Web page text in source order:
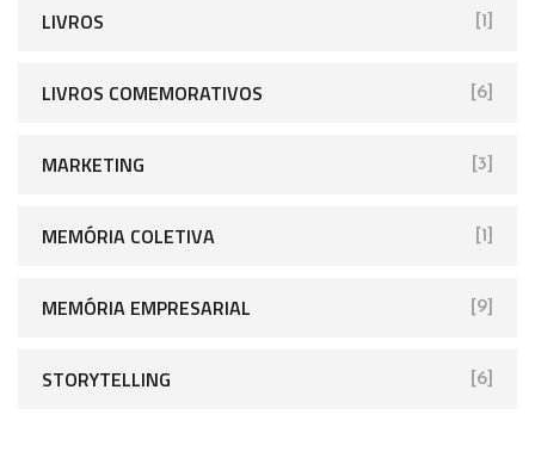
LIVROS [1]
LIVROS COMEMORATIVOS [6]
MARKETING [3]
MEMÓRIA COLETIVA [1]
MEMÓRIA EMPRESARIAL [9]
STORYTELLING [6]